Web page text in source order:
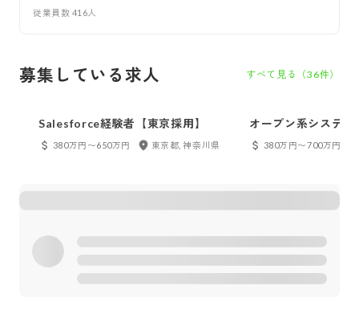
従業員数 416人
募集している求人 すべて見る（36件）
Salesforce経験者【東京採用】
380万円〜650万円 東京都, 神奈川県
オープン系システ
【関西】
380万円〜700万円